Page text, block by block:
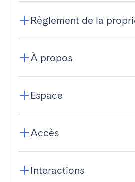
Règlement de la
À propos
Espace
Accès
Interactions